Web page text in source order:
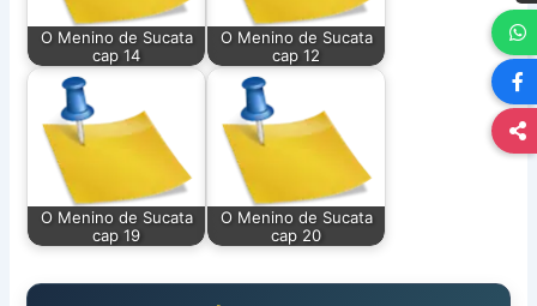
O Menino de Sucata
cap 14
O Menino de Sucata
cap 12
O Menino de Sucata
cap 19
O Menino de Sucata
cap 20